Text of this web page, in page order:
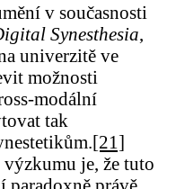
v současnosti
Synesthesia
univerzitě ve
možnosti
modální
tak
[21]
je, že tuto
paradoxně právě